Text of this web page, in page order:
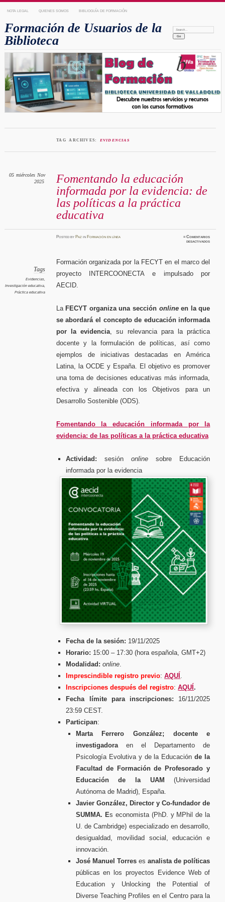
NOTA LEGAL QUIENES SOMOS BIBLIOGUÍA DE FORMACIÓN
Formación de Usuarios de la
Biblioteca
Search:
TAG ARCHIVES: EVIDENCIAS
Fomentando la educación
informada por la evidencia: de
las políticas a la práctica
educativa
05 miércoles Nov
2025
PostedbyPaz inFormación en línea ≈Comentarios
desactivadosen
Tags
Evidencias,
Investigación educativa,
Práctica educativa
Formación organizada por la FECYT en el marco del
proyecto INTERCOONECTA e impulsado por
AECID.
LaFECYT organiza una sección onlineen la que
se abordará el concepto de educación informada
por la evidencia , su relevancia para la práctica
docente y la formulación de políticas, así como
ejemplos de iniciativas destacadas en América
Latina, la OCDE y España. El objetivo es promover
una toma de decisiones educativas más informada,
efectiva y alineada con los Objetivos para un
Desarrollo Sostenible (ODS).
Fomentando la educación informada por la
evidencia: de las políticas a la práctica educativa
Actividad: sesiónonline sobre Educación
informada por la evidencia
Fecha de la sesión: 19/11/2025
Horario: 15:00 – 17:30 (hora española, GMT+2)
Modalidad: online
Imprescindible registro previo:AQUÍ
Inscripciones después del registro:AQUÍ.
Fecha límite para inscripciones: 16/11/2025
23:59 CEST.
Participan:
Marta Ferrero González;
docente e
investigadora en el Departamento de
Psicología Evolutiva y de la Educación de la
Facultad de Formación de Profesorado y
Educación de la UAM
(Universidad
Autónoma de Madrid), España.
Javier González, Director y Co-fundador de
SUMMA. Es economista (PhD. y MPhil de la
U. de Cambridge) especializado en desarrollo,
desigualdad, movilidad social, educación e
innovación.
José Manuel Torresesanalista de políticas
públicas en los proyectos Evidence Web of
Education y Unlocking the Potential of
Diverse Teaching Profiles en el Centro para la